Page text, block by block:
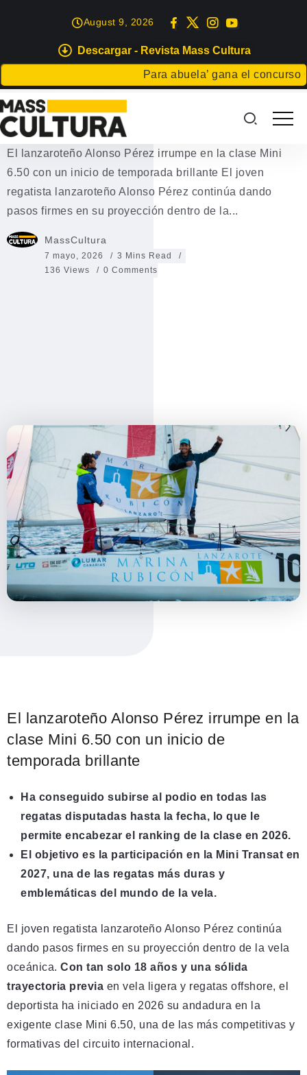
Descargar - Revista Mass Cultura
Para abuela’ gana el concurso
August 9, 2026
DEPORTES
El lanzaroteño Alonso Pérez
irrumpe en la clase Mini 6.50
El lanzaroteño Alonso Pérez irrumpe en la clase Mini
6.50 con un inicio de temporada brillante El joven
regatista lanzaroteño Alonso Pérez continúa dando
pasos firmes en su proyección dentro de la...
MassCultura
7 mayo, 2026
3 Mins Read
136 Views
0 Comments
El lanzaroteño Alonso Pérez irrumpe en la
clase Mini 6.50 con un inicio de
temporada brillante
Ha conseguido subirse al podio en todas las
regatas disputadas hasta la fecha, lo que le
permite encabezar el ranking de la clase en 2026.
El objetivo es la participación en la Mini Transat en
2027, una de las regatas más duras y
emblemáticas del mundo de la vela.
El joven regatista lanzaroteño Alonso Pérez continúa
dando pasos firmes en su proyección dentro de la vela
oceánica. Con tan solo 18 años y una sólida
trayectoria previa en vela ligera y regatas offshore, el
deportista ha iniciado en 2026 su andadura en la
exigente clase Mini 6.50, una de las más competitivas y
formativas del circuito internacional.